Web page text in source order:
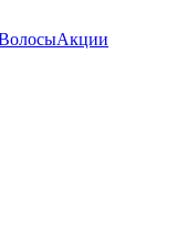
Акции